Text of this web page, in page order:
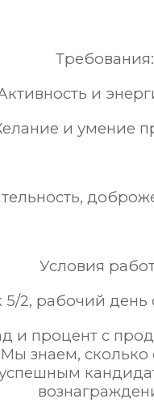
Требования:
и
и умение
Условия
5/2, рабочий день
и процент с
знаем,